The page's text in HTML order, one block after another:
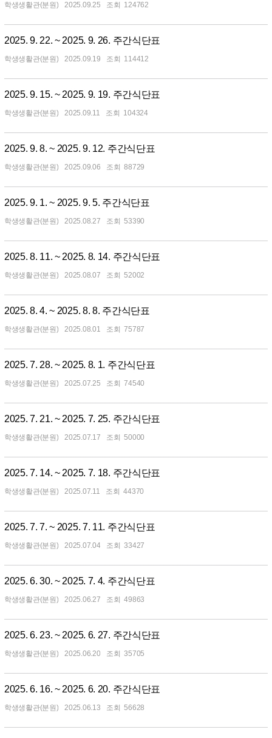
학생생활관(분원) 2025.09.25 124762
2025. 9. 22. ~ 2025. 9. 26. 주간식단표
학생생활관(분원) 2025.09.19 114412
2025. 9. 15. ~ 2025. 9. 19. 주간식단표
학생생활관(분원) 2025.09.11 104324
2025. 9. 8. ~ 2025. 9. 12. 주간식단표
학생생활관(분원) 2025.09.06 88729
2025. 9. 1. ~ 2025. 9. 5. 주간식단표
학생생활관(분원) 2025.08.27 53390
2025. 8. 11. ~ 2025. 8. 14. 주간식단표
학생생활관(분원) 2025.08.07 52002
2025. 8. 4. ~ 2025. 8. 8. 주간식단표
학생생활관(분원) 2025.08.01 75787
2025. 7. 28. ~ 2025. 8. 1. 주간식단표
학생생활관(분원) 2025.07.25 74540
2025. 7. 21. ~ 2025. 7. 25. 주간식단표
학생생활관(분원) 2025.07.17 50000
2025. 7. 14. ~ 2025. 7. 18. 주간식단표
학생생활관(분원) 2025.07.11 44370
2025. 7. 7. ~ 2025. 7. 11. 주간식단표
학생생활관(분원) 2025.07.04 33427
2025. 6. 30. ~ 2025. 7. 4. 주간식단표
학생생활관(분원) 2025.06.27 49863
2025. 6. 23. ~ 2025. 6. 27. 주간식단표
학생생활관(분원) 2025.06.20 35705
2025. 6. 16. ~ 2025. 6. 20. 주간식단표
학생생활관(분원) 2025.06.13 56628